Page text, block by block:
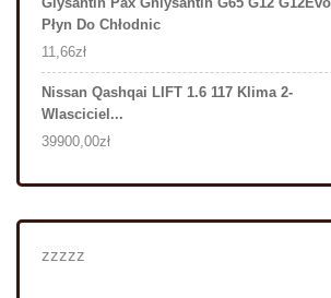
Płyn Do Chłodnic
11,66zł
Nissan Qashqai LIFT 1.6 117 Klima 2-
Wlasciciel...
39900,00zł
zzzzz